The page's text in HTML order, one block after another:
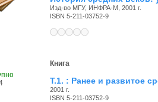
Изд-во МГУ, ИНФРА-М, 2001 г.
ISBN 5-211-03752-9
Книга
Т.1. : Ранее и развитое
2001 г.
ISBN 5-211-03752-9